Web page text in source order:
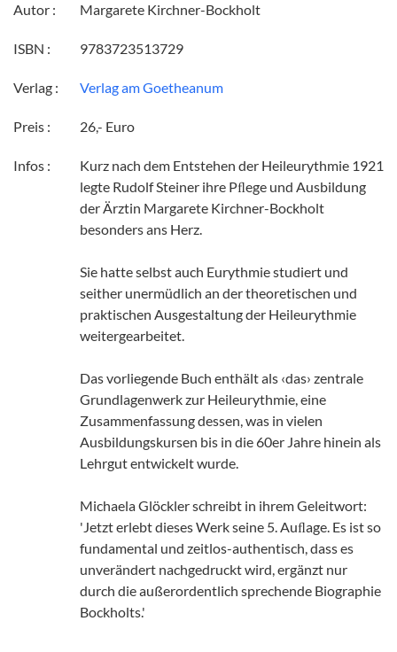
Autor : Margarete Kirchner-Bockholt
ISBN : 9783723513729
Verlag : Verlag am Goetheanum
Preis : 26,- Euro
Infos :
Kurz nach dem Entstehen der Heileurythmie 1921
legte Rudolf Steiner ihre Pﬂege und Ausbildung
der Ärztin Margarete Kirchner-Bockholt
besonders ans Herz.
Sie hatte selbst auch Eurythmie studiert und
seither unermüdlich an der theoretischen und
praktischen Ausgestaltung der Heileurythmie
weitergearbeitet.
Das vorliegende Buch enthält als ‹das› zentrale
Grundlagenwerk zur Heileurythmie, eine
Zusammenfassung dessen, was in vielen
Ausbildungskursen bis in die 60er Jahre hinein als
Lehrgut entwickelt wurde.
Michaela Glöckler schreibt in ihrem Geleitwort:
'Jetzt erlebt dieses Werk seine 5. Auﬂage. Es ist so
fundamental und zeitlos-authentisch, dass es
unverändert nachgedruckt wird, ergänzt nur
durch die außerordentlich sprechende Biographie
Bockholts.'